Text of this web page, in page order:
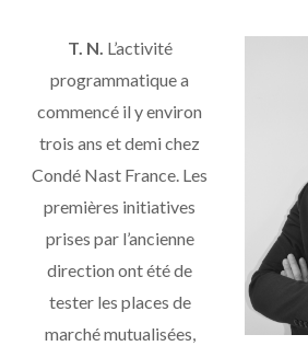
T. N. L’activité
programmatique a
commencé il y environ
trois ans et demi chez
Condé Nast France. Les
premières initiatives
prises par l’ancienne
direction ont été de
tester les places de
marché mutualisées,